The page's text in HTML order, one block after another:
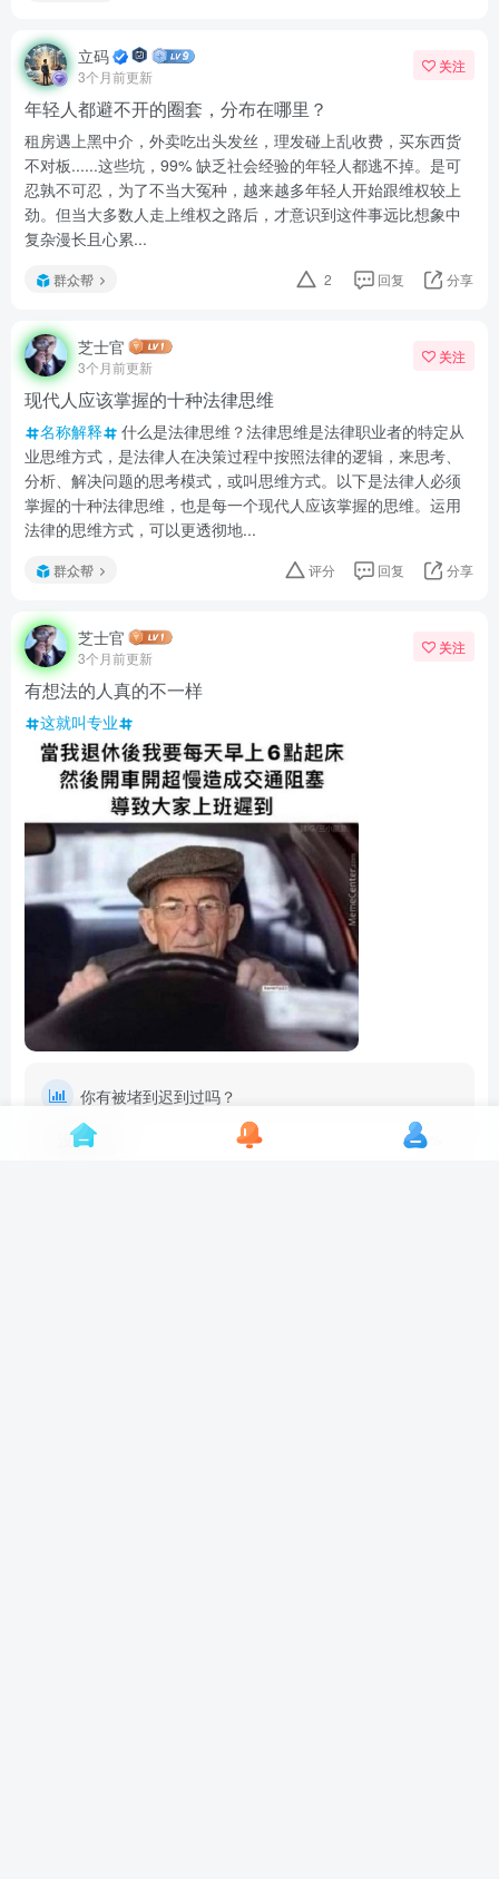
立码
3个月前更新
关注
年轻人都避不开的圈套，分布在哪里？
租房遇上黑中介，外卖吃出头发丝，理发碰上乱收费，买东西货
不对板......这些坑，99% 缺乏社会经验的年轻人都逃不掉。是可
忍孰不可忍，为了不当大冤种，越来越多年轻人开始跟维权较上
劲。但当大多数人走上维权之路后，才意识到这件事远比想象中
复杂漫长且心累...
群众帮 2 回复 分享
芝士官
3个月前更新
关注
现代人应该掌握的十种法律思维
名称解释
什么是法律思维？法律思维是法律职业者的特定从
业思维方式，是法律人在决策过程中按照法律的逻辑，来思考、
分析、解决问题的思考模式，或叫思维方式。以下是法律人必须
掌握的十种法律思维，也是每一个现代人应该掌握的思维。运用
法律的思维方式，可以更透彻地...
群众帮 评分 回复 分享
芝士官
3个月前更新
关注
有想法的人真的不一样
这就叫专业
你有被堵到迟到过吗？
20%
没有